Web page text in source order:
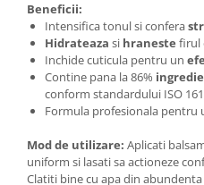
Beneficii:
Intensifica tonul si confera
Hidrateaza si hraneste firul
Inchide cuticula pentru un
Contine pana la 86%
conform standardului ISO
Formula profesionala pentru
Mod de utilizare: Aplicati
uniform si lasati sa actioneze
Clatiti bine cu apa din